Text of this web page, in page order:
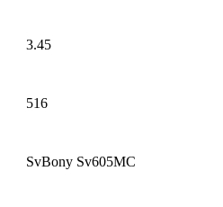
3.45
516
SvBony Sv605MC